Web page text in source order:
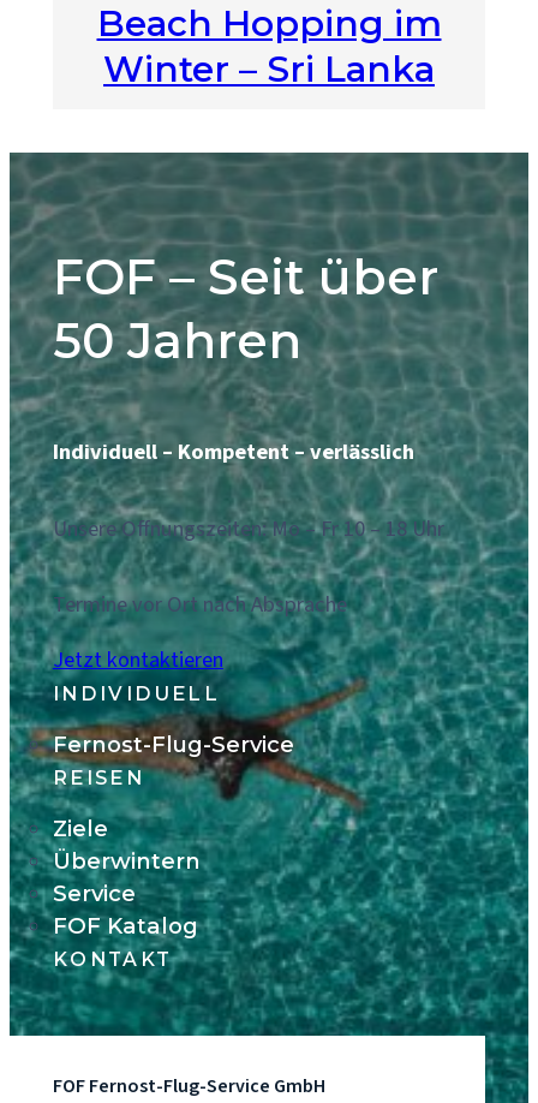
Beach Hopping im
Winter – Sri Lanka
FOF – Seit über
50 Jahren
Individuell – Kompetent – verlässlich
Unsere Offnungszeiten: Mo – Fr 10 – 18 Uhr
Termine vor Ort nach Absprache
Jetzt kontaktieren
INDIVIDUELL
Fernost-Flug-Service
REISEN
Ziele
Überwintern
Service
FOF Katalog
KONTAKT
FOF Fernost-Flug-Service GmbH